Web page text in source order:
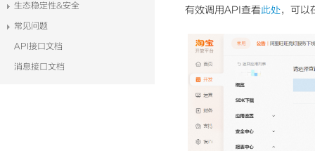
生态稳定性&安全
常见问题
API接口文档
消息接口文档
有效调用API查看此处，可以